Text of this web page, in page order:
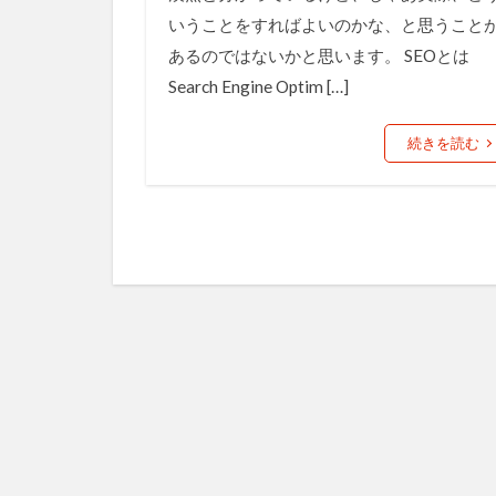
いうことをすればよいのかな、と思うこと
あるのではないかと思います。 SEOとは
Search Engine Optim […]
続きを読む